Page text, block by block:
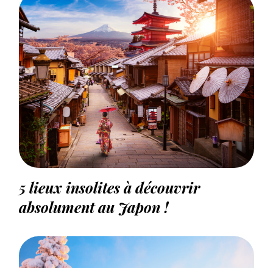
5 lieux insolites à découvrir
absolument au Japon !